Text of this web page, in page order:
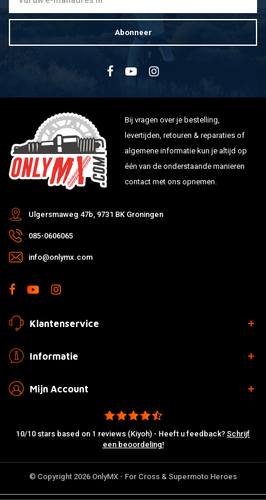
Abonneer
Bij vragen over je bestelling,
levertijden, retouren & reparaties of
algemene informatie kun je altijd op
één van de onderstaande manieren
contact met ons opnemen.
Ulgersmaweg 47b, 9731 BK Groningen
085-0606065
info@onlymx.com
Klantenservice
Informatie
Mijn Account
10/10 stars based on 1 reviews (Kiyoh) - Heeft u feedback? Schrijf
een beoordeling!
© Copyright 2026 OnlyMX - For Cross & Supermoto Heroes